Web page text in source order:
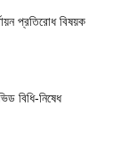
প্রতিরোধ বিষয়ক
বিধি-নিষেধ